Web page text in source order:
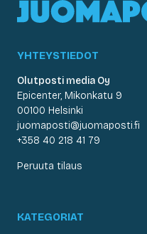
YHTEYSTIEDOT
Olutposti media Oy
Epicenter, Mikonkatu 9
00100 Helsinki
juomaposti@juomaposti.fi
+358 40 218 41 79
Peruuta tilaus
KATEGORIAT